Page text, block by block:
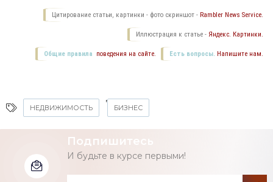
Цитирование статьи, картинки - фото скриншот - Rambler News Service.
Иллюстрация к статье - Яндекс. Картинки.
Есть вопросы. Напишите нам.
Общие правила поведения на сайте.
НЕДВИЖИМОСТЬ
,
БИЗНЕС
Подпишитесь
И будьте в курсе первыми!